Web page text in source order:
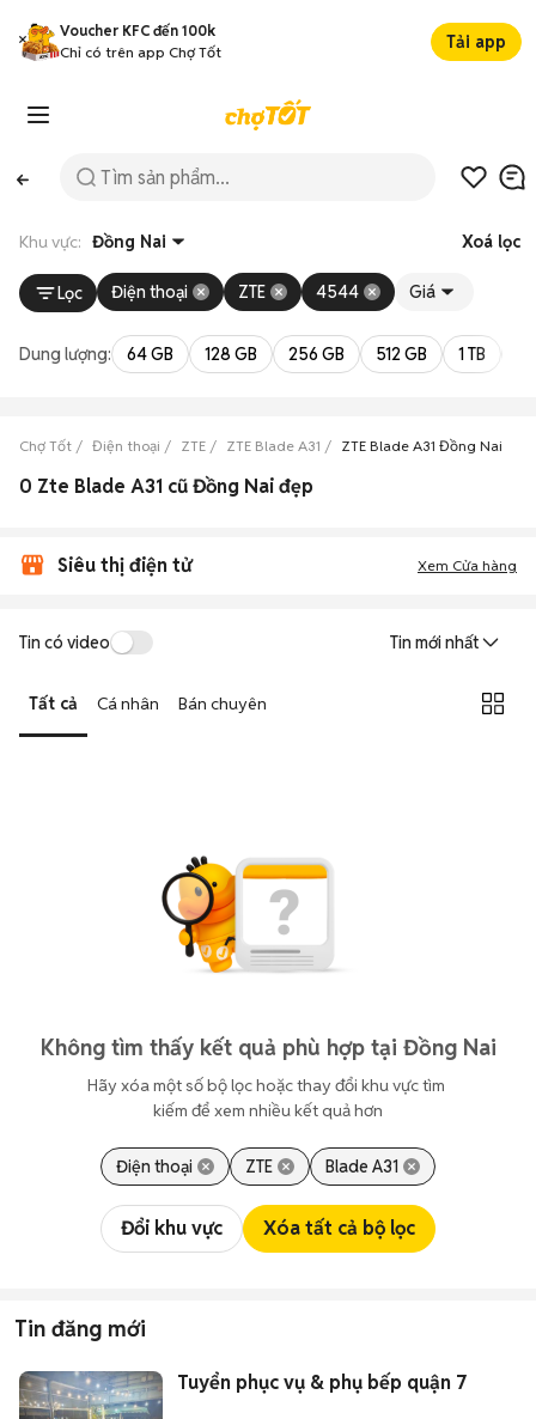
Voucher KFC đến 100k
Chỉ có trên app Chợ Tốt
Tải app
Khu vực: Đồng Nai Xoá lọc
Lọc Điện thoại ZTE 4544 Giá
Dung lượng: 64 GB 128 GB 256 GB 512 GB 1 TB
Chợ Tốt Điện thoại ZTE ZTE Blade A31 ZTE Blade A31 Đồng Nai
0 Zte Blade A31 cũ Đồng Nai đẹp
Siêu thị điện tử Xem Cửa hàng
Tin có video Tin mới nhất
Tất cả Cá nhân Bán chuyên
Không tìm thấy kết quả phù hợp tại Đồng Nai
Hãy xóa một số bộ lọc hoặc thay đổi khu vực tìm
kiếm để xem nhiều kết quả hơn
Điện thoại ZTE Blade A31
Đổi khu vực Xóa tất cả bộ lọc
Tin đăng mới
Tuyển phục vụ & phụ bếp quận 7